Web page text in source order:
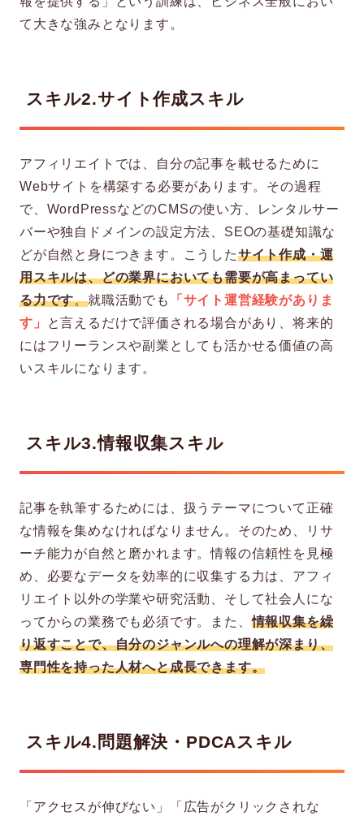
て大きな強みとなります。
スキル2.サイト作成スキル
アフィリエイトでは、自分の記事を載せるために
Webサイトを構築する必要があります。その過程
で、WordPressなどのCMSの使い方、レンタルサー
バーや独自ドメインの設定方法、SEOの基礎知識な
どが自然と身につきます。こうしたサイト作成・運
用スキルは、どの業界においても需要が高まってい
る力です。就職活動でも
「サイト運営経験がありま
す」
と言えるだけで評価される場合があり、将来的
にはフリーランスや副業としても活かせる価値の高
いスキルになります。
スキル3.情報収集スキル
記事を執筆するためには、扱うテーマについて正確
な情報を集めなければなりません。そのため、リサ
ーチ能力が自然と磨かれます。情報の信頼性を見極
め、必要なデータを効率的に収集する力は、アフィ
リエイト以外の学業や研究活動、そして社会人にな
ってからの業務でも必須です。また、情報収集を繰
り返すことで、自分のジャンルへの理解が深まり、
専門性を持った人材へと成長できます。
スキル4.問題解決・PDCAスキル
「アクセスが伸びない」「広告がクリックされな